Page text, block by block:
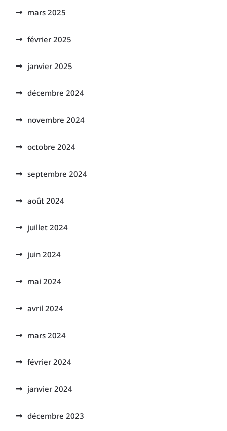
mars 2025
février 2025
janvier 2025
décembre 2024
novembre 2024
octobre 2024
septembre 2024
août 2024
juillet 2024
juin 2024
mai 2024
avril 2024
mars 2024
février 2024
janvier 2024
décembre 2023